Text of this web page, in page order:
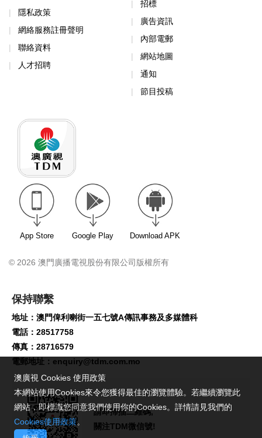
隱私政策
網絡服務註冊聲明
聯絡資料
人才招聘
招標
廣告資訊
內部電郵
網站地圖
通知
節目投稿
App Store Google Play Download APK
© 2026 澳門廣播電視股份有限公司版權所有
保持聯繫
地址：澳門俾利喇街一五七號A傳訊事務及多媒體科
電話：28517758
傳真：28716579
電郵地址： enquiry@tdm.com.mo
請即掃描二維碼,
關注TDM微信號!
澳廣視 Cookies 使用政策
本網站使用Cookies來令您獲得最佳的瀏覽體驗。若繼續瀏覽此
網站，即標識您同意我們使用你的Cookies。詳情請見我們的
Cookies使用政策。